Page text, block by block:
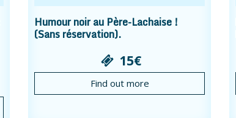
Humour noir au Père-Lachaise !
(Sans réservation).
15€
Find out more